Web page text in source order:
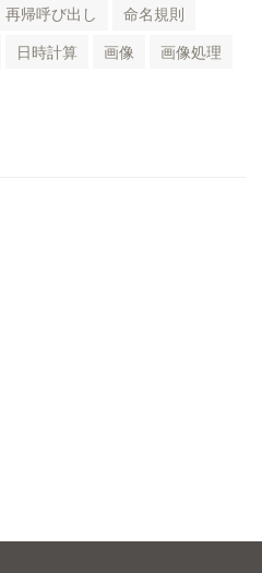
再帰呼び出し 命名規則
日時計算 画像 画像処理